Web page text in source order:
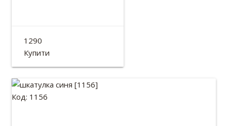
Розмір: 39*26см
1290
Купити
Код: 1156